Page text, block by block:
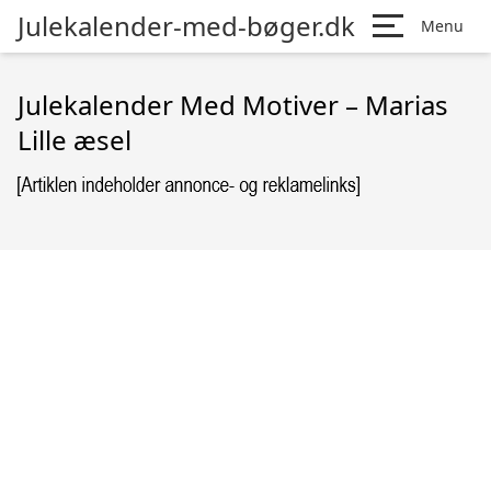
Julekalender-med-bøger.dk Menu
Julekalender Med Motiver – Marias
Lille æsel